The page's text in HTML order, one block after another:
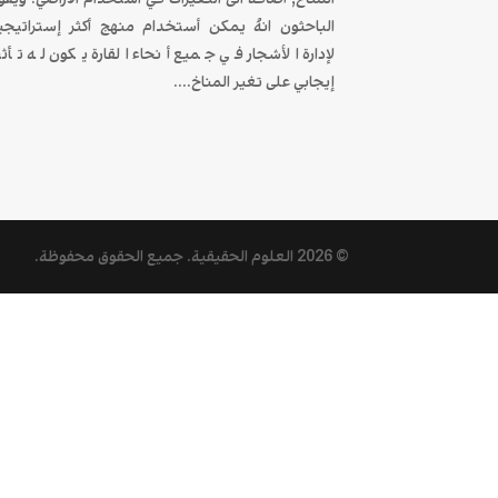
الباحثون انهُ يمكن أستخدام منهج أكثر
لإدارة الأشجار في جميع أنحاء القارة يكون له
إيجابي على تغير المناخ....
© 2026 العلوم الحقيقية. جميع الحقوق محفوظة.